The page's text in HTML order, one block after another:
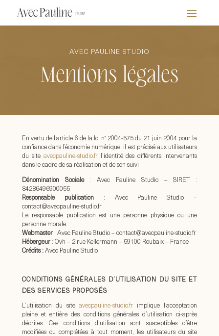
AVEC PAULINE STUDIO
Mentions légales
En vertu de l’article 6 de la loi n° 2004-575 du 21 juin 2004 pour la
confiance dans l’économie numérique, il est précisé aux utilisateurs
du site avecpauline-studio.fr
l’identité des différents intervenants
dans le cadre de sa réalisation et de son suivi :
Dénomination Sociale
: Avec Pauline Studio – SIRET :
84286496900055
Responsable publication
: Avec Pauline Studio –
contact@avecpauline-studio.fr
Le responsable publication est une personne physique ou une
personne morale.
Webmaster : Avec Pauline Studio – contact@avecpauline-studio.fr
Hébergeur : Ovh – 2 rue Kellermann – 59100 Roubaix – France
Crédits :Avec Pauline Studio
CONDITIONS GÉNÉRALES D’UTILISATION DU SITE ET
DES SERVICES PROPOSÉS
L’utilisation du site avecpauline-studio.fr
implique l’acceptation
pleine et entière des conditions générales d’utilisation ci-après
décrites. Ces conditions d’utilisation sont susceptibles d’être
modifiées ou complétées à tout moment, les utilisateurs du site